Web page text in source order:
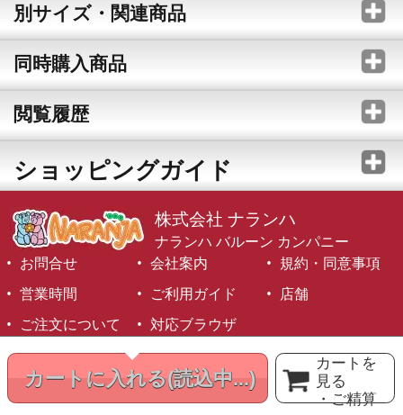
カートに入れる(読込中...)
カートを
見る
・ご精算
別サイズ・関連商品
同時購入商品
閲覧履歴
ショッピングガイド
株式会社 ナランハ
ナランハ バルーン カンパニー
お問合せ
会社案内
規約・同意事項
営業時間
ご利用ガイド
店舗
ご注文について
対応ブラウザ
©1999-2026 NARANJA Inc. All Rights Reserved.